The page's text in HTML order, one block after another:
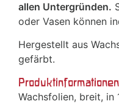
allen Untergründen.
oder Vasen können
Hergestellt aus
gefärbt.
Wachsfolien, breit, in